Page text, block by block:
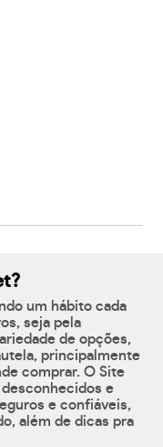
um hábito cada
seja pela
de opções,
principalmente
comprar. O Site
e
e confiáveis,
além de dicas pra